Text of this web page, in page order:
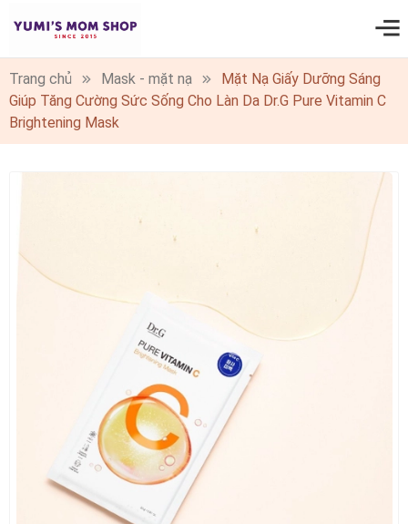
0
Trang chủ Mask - mặt nạ
Mặt Nạ Giấy Dưỡng Sáng
Giúp Tăng Cường Sức Sống Cho Làn Da Dr.G Pure Vitamin C
Brightening Mask